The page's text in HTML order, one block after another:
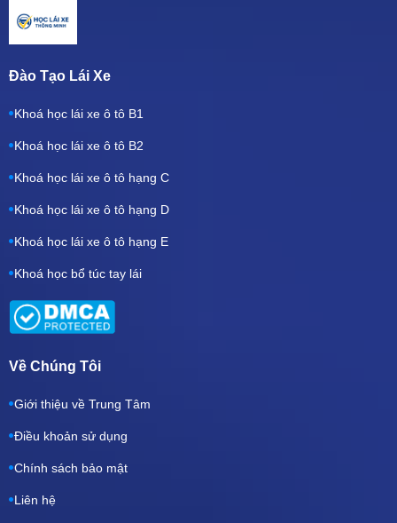
Đào Tạo Lái Xe
Khoá học lái xe ô tô B1
Khoá học lái xe ô tô B2
Khoá học lái xe ô tô hạng C
Khoá học lái xe ô tô hạng D
Khoá học lái xe ô tô hạng E
Khoá học bổ túc tay lái
Về Chúng Tôi
Giới thiệu về Trung Tâm
Điều khoản sử dụng
Chính sách bảo mật
Liên hệ